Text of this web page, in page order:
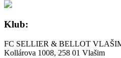
Klub:
FC SELLIER & BELLOT
Kollárova 1008, 258 01 Vlašim